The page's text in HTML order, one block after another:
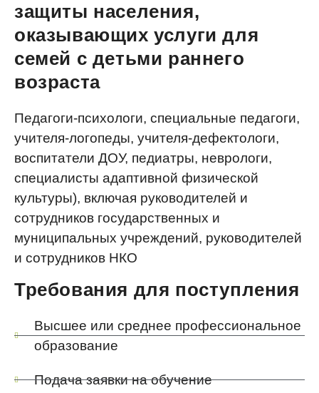
защиты населения,
оказывающих услуги для
семей с детьми раннего
возраста
Педагоги-психологи, специальные педагоги,
учителя-логопеды, учителя-дефектологи,
воспитатели ДОУ, педиатры, неврологи,
специалисты адаптивной физической
культуры), включая руководителей и
сотрудников государственных и
муниципальных учреждений, руководителей
и сотрудников НКО
Требования для поступления
Высшее или среднее профессиональное
образование
Подача заявки на обучение